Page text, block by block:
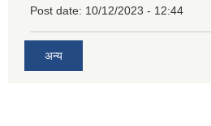
Post date: 10/12/2023 - 12:44
अन्य